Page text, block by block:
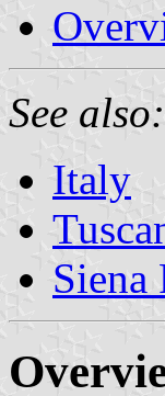
See also:
Italy
Siena